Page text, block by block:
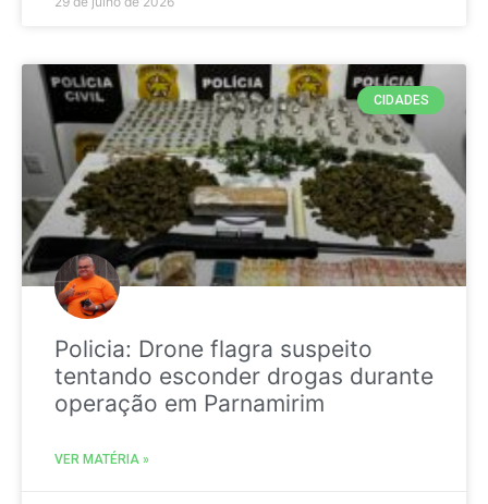
CIDADES
Policia: Drone flagra suspeito
tentando esconder drogas durante
operação em Parnamirim
VER MATÉRIA »